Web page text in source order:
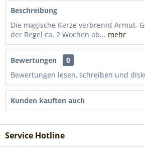
Beschreibung
Die magische Kerze verbrennt Armut.
der Regel ca. 2 Wochen ab... mehr
Bewertungen
0
Bewertungen lesen, schreiben und
Kunden kauften auch
Service Hotline